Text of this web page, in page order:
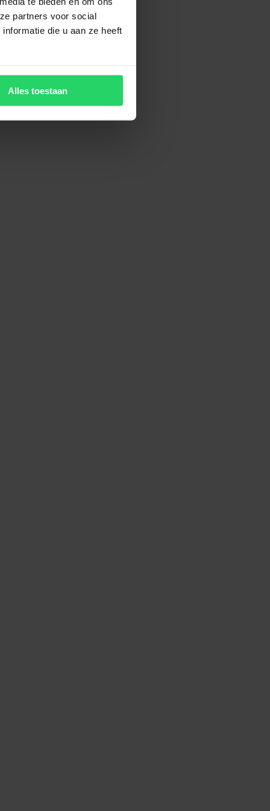
partners voor social
die u aan ze heeft
Alles toestaan